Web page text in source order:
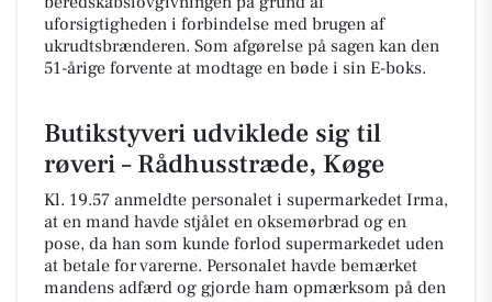
uforsigtigheden i forbindelse med brugen af
ukrudtsbrænderen. Som afgørelse på sagen kan den
51-årige forvente at modtage en bøde i sin E-boks.
Butikstyveri udviklede sig til
røveri – Rådhusstræde, Køge
Kl. 19.57 anmeldte personalet i supermarkedet Irma,
at en mand havde stjålet en oksemørbrad og en
pose, da han som kunde forlod supermarkedet uden
at betale for varerne. Personalet havde bemærket
mandens adfærd og gjorde ham opmærksom på den